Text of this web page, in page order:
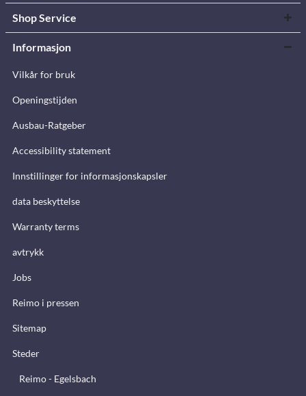
Shop Service
Informasjon
Vilkår for bruk
Openingstijden
Ausbau-Ratgeber
Accessibility statement
Innstillinger for informasjonskapsler
data beskyttelse
Warranty terms
avtrykk
Jobs
Reimo i pressen
Sitemap
Steder
Reimo - Egelsbach